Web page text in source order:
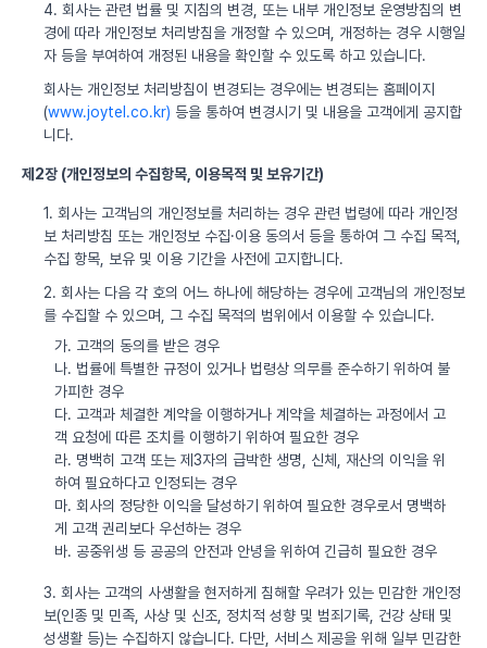
4. 회사는 관련 법률 및 지침의 변경, 또는 내부 개인정보 운영방침의 변
경에 따라 개인정보 처리방침을 개정할 수 있으며, 개정하는 경우 시행일
자 등을 부여하여 개정된 내용을 확인할 수 있도록 하고 있습니다.
회사는 개인정보 처리방침이 변경되는 경우에는 변경되는 홈페이지
(www.joytel.co.kr) 등을 통하여 변경시기 및 내용을 고객에게 공지합
니다.
제2장 (개인정보의 수집항목, 이용목적 및 보유기간)
1. 회사는 고객님의 개인정보를 처리하는 경우 관련 법령에 따라 개인정
보 처리방침 또는 개인정보 수집·이용 동의서 등을 통하여 그 수집 목적,
수집 항목, 보유 및 이용 기간을 사전에 고지합니다.
2. 회사는 다음 각 호의 어느 하나에 해당하는 경우에 고객님의 개인정보
를 수집할 수 있으며, 그 수집 목적의 범위에서 이용할 수 있습니다.
가. 고객의 동의를 받은 경우
나. 법률에 특별한 규정이 있거나 법령상 의무를 준수하기 위하여 불
가피한 경우
다. 고객과 체결한 계약을 이행하거나 계약을 체결하는 과정에서 고
객 요청에 따른 조치를 이행하기 위하여 필요한 경우
라. 명백히 고객 또는 제3자의 급박한 생명, 신체, 재산의 이익을 위
하여 필요하다고 인정되는 경우
마. 회사의 정당한 이익을 달성하기 위하여 필요한 경우로서 명백하
게 고객 권리보다 우선하는 경우
바. 공중위생 등 공공의 안전과 안녕을 위하여 긴급히 필요한 경우
3. 회사는 고객의 사생활을 현저하게 침해할 우려가 있는 민감한 개인정
보(인종 및 민족, 사상 및 신조, 정치적 성향 및 범죄기록, 건강 상태 및
성생활 등)는 수집하지 않습니다. 다만, 서비스 제공을 위해 일부 민감한